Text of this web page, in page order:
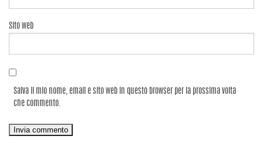
Sito web
Salva il mio nome, email e sito web in questo browser per la prossima volta
che commento.